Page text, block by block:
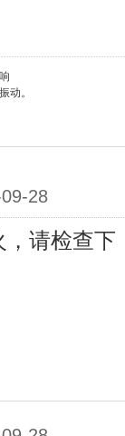
动。
28
，请检查下